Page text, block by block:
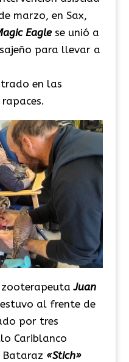
marzo, en Sax,
Eaglese unió a
para llevar a
en las
zooterapeutaJuan
al frente de
por tres
Cariblanco
Bataraz «Stich»